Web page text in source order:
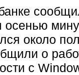
около
о
с